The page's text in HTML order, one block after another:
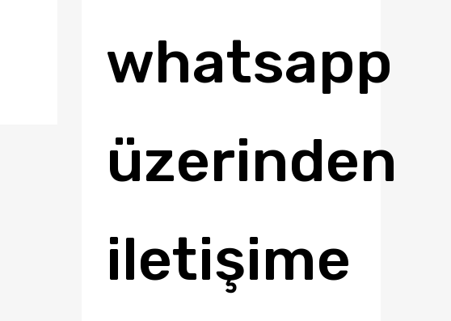
whatsapp
üzerinden
iletişime